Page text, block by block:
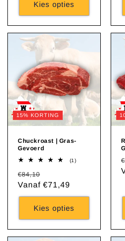
Kies opties
15% KORTING
Chuckroast | Gras-
Gevoerd
(1)1
Normale
prijs
€84,10
Vanaf €71,49
Kies opties